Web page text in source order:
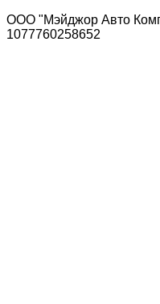
ООО "Мэйджор Авто
1077760258652